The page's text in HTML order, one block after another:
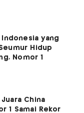
yang
Hidup
Nomor 1
Juara China
1 Samai Rekor